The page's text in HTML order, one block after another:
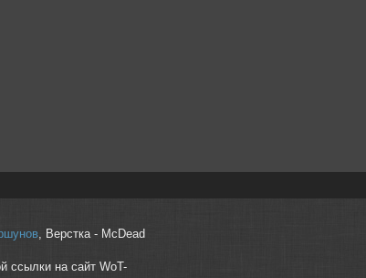
, Верстка - McDead
ссылки на сайт WoT-